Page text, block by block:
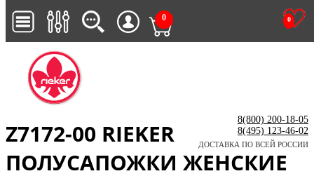
0
0
8(800) 200-18-05
8(495) 123-46-02
ДОСТАВКА ПО ВСЕЙ РОССИИ
Z7172-00 RIEKER
ПОЛУСАПОЖКИ ЖЕНСКИЕ